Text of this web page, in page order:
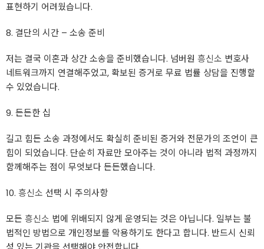
표현하기 어려웠습니다.
8. 결단의 시간 – 소송 준비
저는 결국 이혼과 상간 소송을 준비했습니다. 넘버원 흥신소 변호사
네트워크까지 연결해주었고, 확보된 증거로 무료 법률 상담을 진행할
수 있었습니다.
9. 든든한 십
길고 힘든 소송 과정에서도 확실히 준비된 증거와 전문가의 조언이 큰
힘이 되었습니다. 단순히 자료만 모아주는 것이 아니라 법적 과정까지
함께해주는 점이 무엇보다 든든했습니다.
10. 흥신소 선택 시 주의사항
모든 흥신소 법에 위배되지 않게 운영되는 것은 아닙니다. 일부는 불
법적인 방법으로 개인정보를 악용하기도 한다고 합니다. 반드시 신뢰